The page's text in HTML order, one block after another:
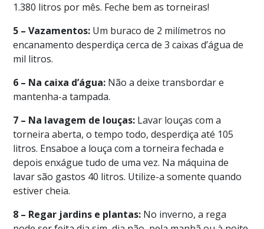
1.380 litros por mês. Feche bem as torneiras!
5 – Vazamentos: Um buraco de 2 milímetros no
encanamento desperdiça cerca de 3 caixas d’água de
mil litros.
6 – Na caixa d’água: Não a deixe transbordar e
mantenha-a tampada.
7 – Na lavagem de louças: Lavar louças com a
torneira aberta, o tempo todo, desperdiça até 105
litros. Ensaboe a louça com a torneira fechada e
depois enxágue tudo de uma vez. Na máquina de
lavar são gastos 40 litros. Utilize-a somente quando
estiver cheia.
8 – Regar jardins e plantas: No inverno, a rega